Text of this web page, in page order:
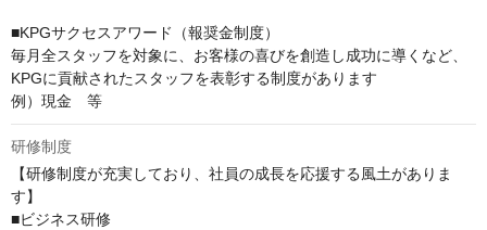
■KPGサクセスアワード（報奨金制度）
毎月全スタッフを対象に、お客様の喜びを創造し成功に導くなど、
KPGに貢献されたスタッフを表彰する制度があります
例）現金　等
研修制度
【研修制度が充実しており、社員の成長を応援する風土がありま
す】
■ビジネス研修